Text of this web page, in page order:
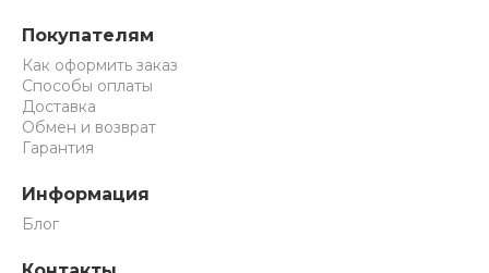
Покупателям
Как оформить заказ
Способы оплаты
Доставка
Обмен и возврат
Гарантия
Информация
Блог